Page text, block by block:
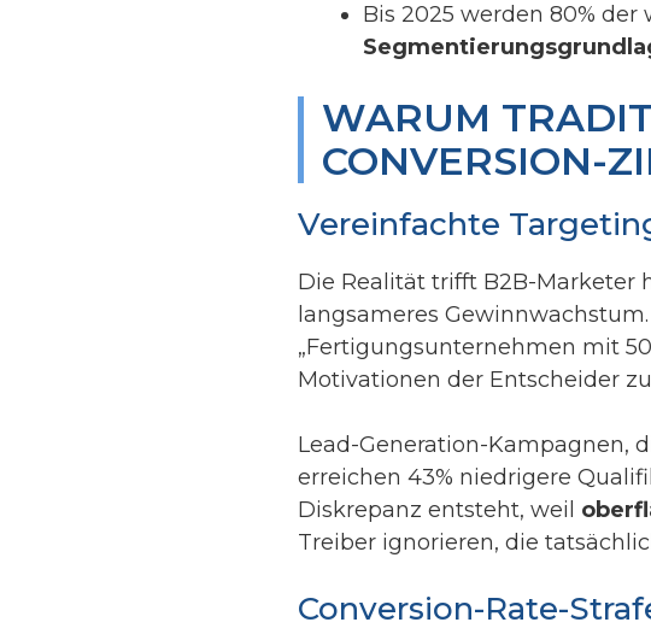
Bis 2025 werden 80%
WARUM
CONVERSION-
Vereinfachte
Die Realität trifft B2B-Marketer
langsameres
„Fertigungsunternehmen mit
Motivationen der Entscheider
Lead-Generation-Kampagnen,
erreichen 43% niedrigere
Diskrepanz entsteht, weil
Treiber ignorieren, die
Conversion-Rate-